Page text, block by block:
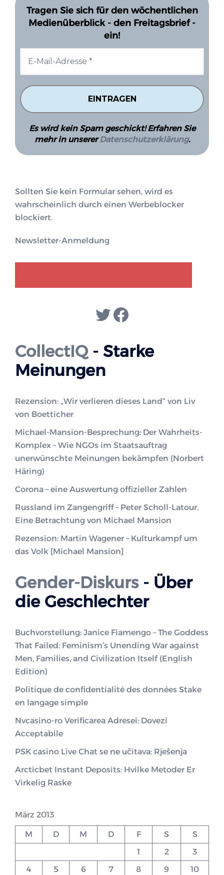
Tragen Sie sich für den wöchentlichen
Medienüberblick - den Freitagsbrief -
ein!
Es wird kein Spam geschickt! Erfahren Sie
mehr in unsererDatenschutzerklärung.
Sollten Sie kein Formular sehen, wird es
wahrscheinlich durch einen Werbeblocker
blockiert.
Newsletter-Anmeldung
Twitter
Facebook
CollectIQ- Starke
Meinungen
Rezension: „Wir verlieren dieses Land“ von Liv
von Boetticher
Michael-Mansion-Besprechung: Der Wahrheits-
Komplex – Wie NGOs im Staatsauftrag
unerwünschte Meinungen bekämpfen (Norbert
Häring)
Corona – eine Auswertung offizieller Zahlen
Russland im Zangengriff – Peter Scholl-Latour.
Eine Betrachtung von Michael Mansion
Rezension: Martin Wagener – Kulturkampf um
das Volk [Michael Mansion]
Gender-Diskurs- Über
die Geschlechter
Buchvorstellung: Janice Fiamengo – The Goddess
That Failed: Feminism’s Unending War against
Men, Families, and Civilization Itself (English
Edition)
Politique de confidentialité des données Stake
en langage simple
Nvcasino-ro Verificarea Adresei: Dovezi
Acceptabile
PSK casino Live Chat se ne učitava: Rješenja
Arcticbet Instant Deposits: Hvilke Metoder Er
Virkelig Raske
März 2013
M D M D F S
S
1
2
3
4
5 6 7 8 9
10